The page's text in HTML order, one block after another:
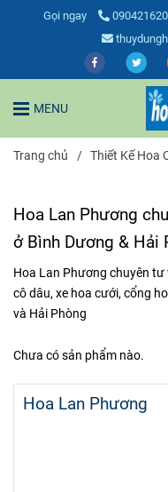
Gọi ngay
MENU
Trang chủ / Thiết Kế Hoa
Hoa Lan Phương
ở Bình Dương & Hải
Hoa Lan Phương chuyên
cô dâu, xe hoa cưới, cổng
và Hải Phòng
Chưa có sản phẩm nào.
Hoa Lan Phương